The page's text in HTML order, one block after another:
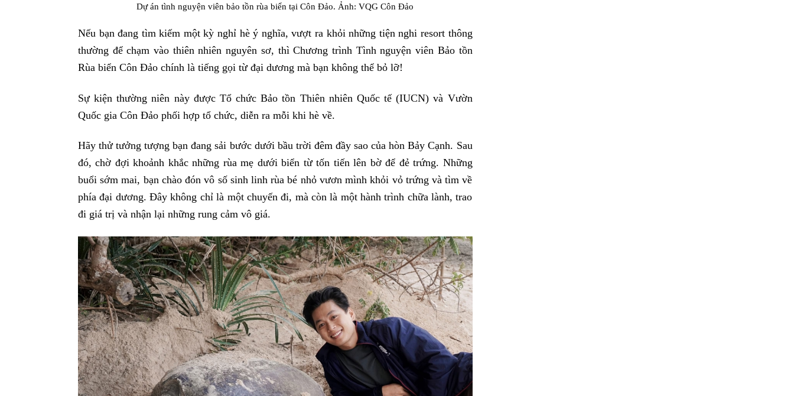
Dự án tình nguyện viên bảo tồn rùa biển tại Côn Đảo. Ảnh: VQG Côn Đảo
Nếu bạn đang tìm kiếm một kỳ nghỉ hè ý nghĩa, vượt ra khỏi những tiện nghi resort thông
thường để chạm vào thiên nhiên nguyên sơ, thì Chương trình Tình nguyện viên Bảo tồn
Rùa biển Côn Đảo chính là tiếng gọi từ đại dương mà bạn không thể bỏ lỡ!
Sự kiện thường niên này được Tổ chức Bảo tồn Thiên nhiên Quốc tế (IUCN) và Vườn
Quốc gia Côn Đảo phối hợp tổ chức, diễn ra mỗi khi hè về.
Hãy thử tưởng tượng bạn đang sải bước dưới bầu trời đêm đầy sao của hòn Bảy Cạnh. Sau
đó, chờ đợi khoảnh khắc những rùa mẹ dưới biển từ tốn tiến lên bờ để đẻ trứng. Những
buổi sớm mai, bạn chào đón vô số sinh linh rùa bé nhỏ vươn mình khỏi vỏ trứng và tìm về
phía đại dương. Đây không chỉ là một chuyến đi, mà còn là một hành trình chữa lành, trao
đi giá trị và nhận lại những rung cảm vô giá.